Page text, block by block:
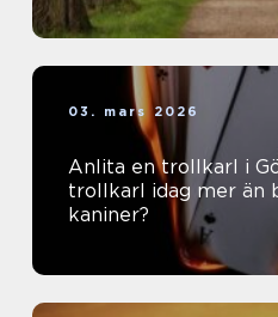
03. mars 2026
Anlita en trollkarl i
trollkarl idag mer än bara hattar och
kaniner?